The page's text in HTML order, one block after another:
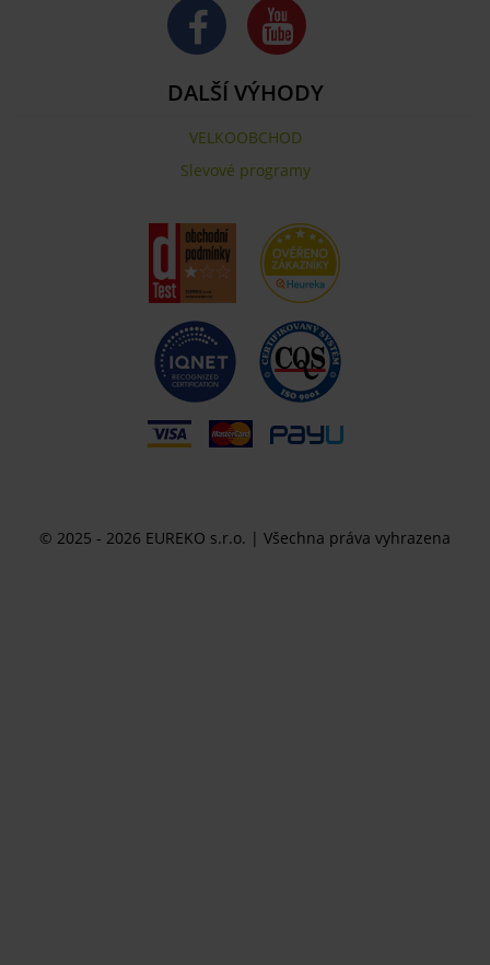
DALŠÍ VÝHODY
VELKOOBCHOD
Slevové programy
© 2025 - 2026 EUREKO s.r.o. | Všechna práva vyhrazena